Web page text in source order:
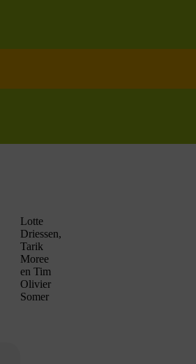
Lotte
Driessen,
Tarik
Moree
en Tim
Olivier
Somer